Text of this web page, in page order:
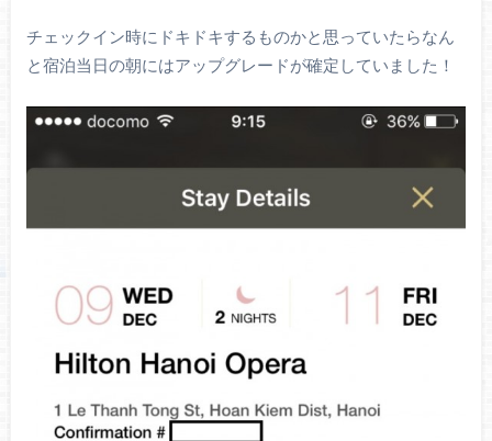
チェックイン時にドキドキするものかと思っていたらなん
と宿泊当日の朝にはアップグレードが確定していました！